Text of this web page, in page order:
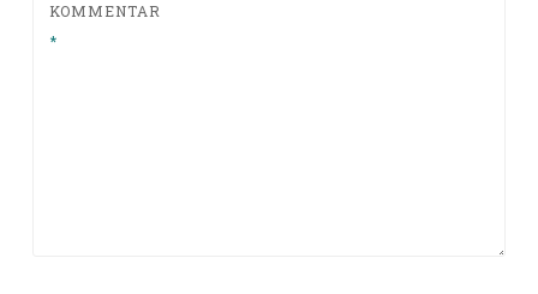
KOMMENTAR
*